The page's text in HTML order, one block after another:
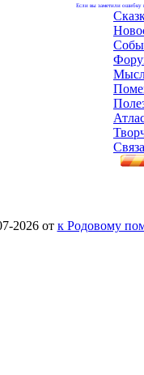
Если вы заметили ошибку
2026 от к Родовому